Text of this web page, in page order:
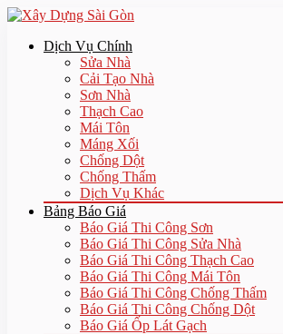
Dịch Vụ Chính
Sửa Nhà
Cải Tạo Nhà
Sơn Nhà
Thạch Cao
Mái Tôn
Máng Xối
Chống Dột
Chống Thấm
Dịch Vụ Khác
Bảng Báo Giá
Báo Giá Thi Công Sơn
Báo Giá Thi Công Sửa Nhà
Báo Giá Thi Công Thạch Cao
Báo Giá Thi Công Mái Tôn
Báo Giá Thi Công Chống Thấm
Báo Giá Thi Công Chống Dột
Báo Giá Ốp Lát Gạch